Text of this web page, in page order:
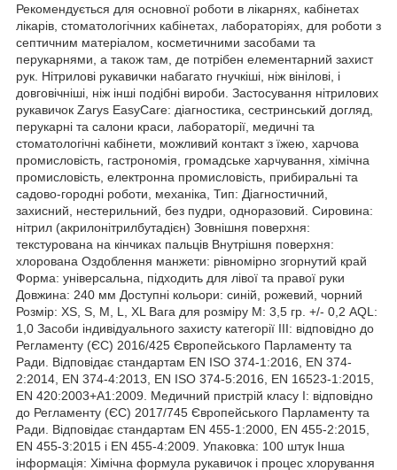
Рекомендується для основної роботи в лікарнях, кабінетах
лікарів, стоматологічних кабінетах, лабораторіях, для роботи з
септичним матеріалом, косметичними засобами та
перукарнями, а також там, де потрібен елементарний захист
рук. Нітрилові рукавички набагато гнучкіші, ніж вінілові, і
довговічніші, ніж інші подібні вироби. Застосування нітрилових
рукавичок Zarys EasyCare: діагностика, сестринський догляд,
перукарні та салони краси, лабораторії, медичні та
стоматологічні кабінети, можливий контакт з їжею, харчова
промисловість, гастрономія, громадське харчування, хімічна
промисловість, електронна промисловість, прибиральні та
садово-городні роботи, механіка, Тип: Діагностичний,
захисний, нестерильний, без пудри, одноразовий. Сировина:
нітрил (акрилонітрилбутадієн) Зовнішня поверхня:
текстурована на кінчиках пальців Внутрішня поверхня:
хлорована Оздоблення манжети: рівномірно згорнутий край
Форма: універсальна, підходить для лівої та правої руки
Довжина: 240 мм Доступні кольори: синій, рожевий, чорний
Розмір: ХS, S, M, L, XL Вага для розміру M: 3,5 гр. +/- 0,2 AQL:
1,0 Засоби індивідуального захисту категорії III: відповідно до
Регламенту (ЄС) 2016/425 Європейського Парламенту та
Ради. Відповідає стандартам EN ISO 374-1:2016, EN 374-
2:2014, EN 374-4:2013, EN ISO 374-5:2016, EN 16523-1:2015,
EN 420:2003+A1:2009. Медичний пристрій класу I: відповідно
до Регламенту (ЄС) 2017/745 Європейського Парламенту та
Ради. Відповідає стандартам EN 455-1:2000, EN 455-2:2015,
EN 455-3:2015 і EN 455-4:2009. Упаковка: 100 штук Інша
інформація: Хімічна формула рукавичок і процес хлорування